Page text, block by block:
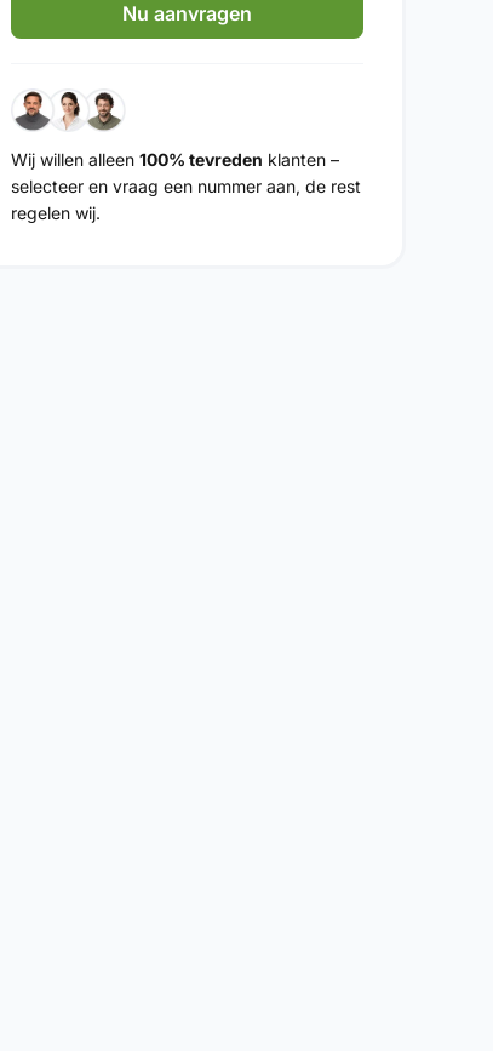
Nu aanvragen
Wij willen alleen 100% tevreden klanten –
selecteer en vraag een nummer aan, de rest
regelen wij.